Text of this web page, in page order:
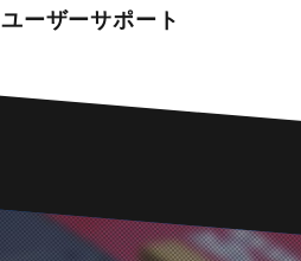
ユーザーサポート